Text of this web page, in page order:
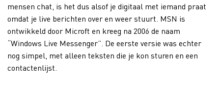
mensen chat, is het dus alsof je digitaal met iemand praat
omdat je live berichten over en weer stuurt. MSN is
ontwikkeld door Microft en kreeg na 2006 de naam
“Windows Live Messenger”. De eerste versie was echter
nog simpel, met alleen teksten die je kon sturen en een
contactenlijst.